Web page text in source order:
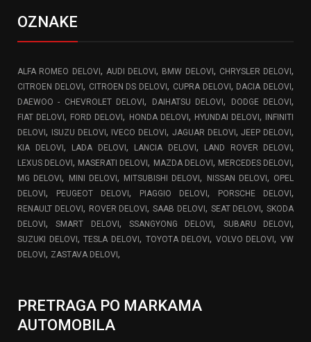
OZNAKE
ALFA ROMEO DELOVI , AUDI DELOVI , BMW DELOVI , CHRYSLER DELOVI ,
CITROEN DELOVI , CITROEN DS DELOVI , CUPRA DELOVI , DACIA DELOVI ,
DAEWOO - CHEVROLET DELOVI, DAIHATSU DELOVI, DODGE DELOVI,
FIAT DELOVI, FORD DELOVI, HONDA DELOVI , HYUNDAI DELOVI ,
INFINITI
DELOVI , ISUZU DELOVI , IVECO DELOVI , JAGUAR DELOVI ,JEEP DELOVI ,
KIA DELOVI , LADA DELOVI , LANCIA DELOVI , LAND ROVER DELOVI ,
LEXUS DELOVI, MASERATI DELOVI, MAZDA DELOVI , MERCEDES DELOVI,
MG DELOVI, MINI DELOVI , MITSUBISHI DELOVI, NISSAN DELOVI , OPEL
DELOVI , PEUGEOT DELOVI , PIAGGIO DELOVI , PORSCHE DELOVI ,
RENAULT DELOVI , ROVER DELOVI, SAAB DELOVI , SEAT DELOVI, SKODA
DELOVI ,SMART DELOVI ,SSANGYONG DELOVI, SUBARU DELOVI,
SUZUKI DELOVI ,TESLA DELOVI , TOYOTA DELOVI, VOLVO DELOVI, VW
DELOVI , ZASTAVA DELOVI ,
PRETRAGA PO MARKAMA
AUTOMOBILA